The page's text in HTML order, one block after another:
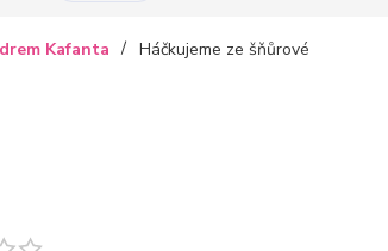
Kafanta
Háčkujeme ze šňůrové